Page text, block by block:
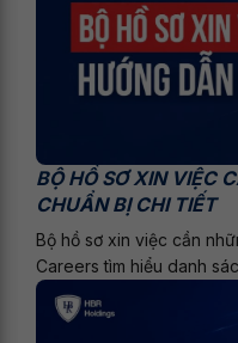
BỘ HỒ SƠ XIN VIỆC
CHUẨN BỊ CHI TIẾT
Bộ hồ sơ xin việc cần
Careers tìm hiểu danh